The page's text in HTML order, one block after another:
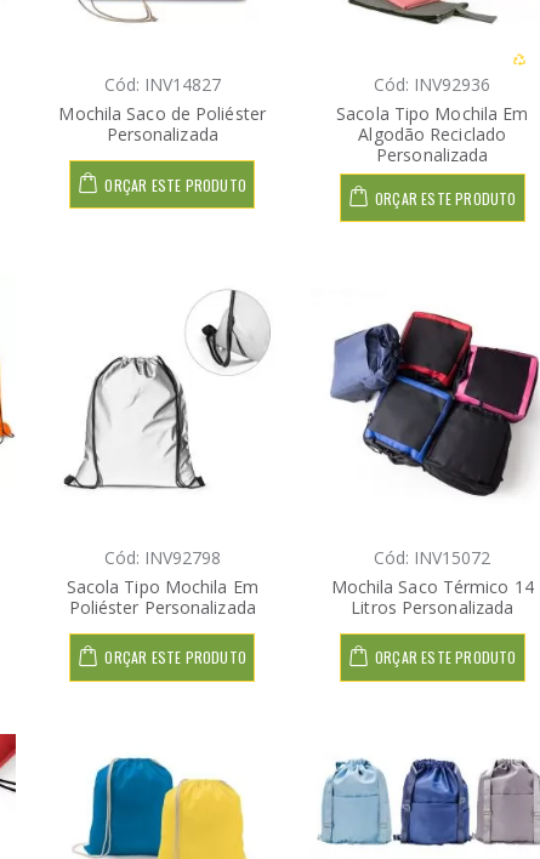
Cód: INV14827
Mochila Saco de Poliéster
Personalizada
ORÇAR ESTE PRODUTO
Cód: INV92936
Sacola Tipo Mochila Em
Algodão Reciclado
Personalizada
ORÇAR ESTE PRODUTO
Cód: INV92798
Sacola Tipo Mochila Em
Poliéster Personalizada
ORÇAR ESTE PRODUTO
Cód: INV15072
Mochila Saco Térmico 14
Litros Personalizada
ORÇAR ESTE PRODUTO